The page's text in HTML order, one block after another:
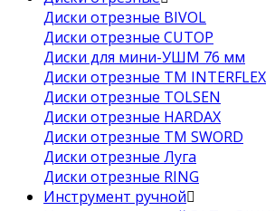
Диски отрезные BIVOL
Диски отрезные CUTOP
Диски для мини-УШМ 76 мм
Диски отрезные ТМ INTERFLEX
Диски отрезные TOLSEN
Диски отрезные HARDAX
Диски отрезные ТМ SWORD
Диски отрезные Луга
Диски отрезные RING
Инструмент ручной